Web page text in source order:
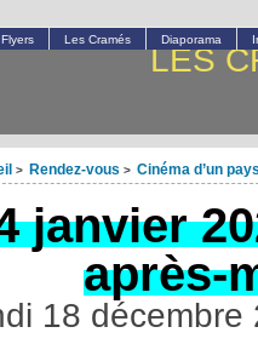
LES
> Rendez-vous > Cinéma d’un
janvier
après-
18 décembre
Flyers Les Cramés Diaporama